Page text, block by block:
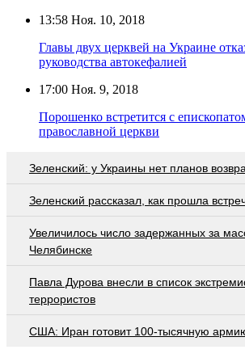
13:58 Ноя. 10, 2018
Главы двух церквей на Украине
руководства автокефалией
17:00 Ноя. 9, 2018
Порошенко встретится с
православной церкви
Зеленский: у Украины нет планов
Зеленский рассказал, как прошла
Увеличилось число задержанных за
Челябинске
Павла Дурова внесли в список
террористов
США: Иран готовит 100-тысячную